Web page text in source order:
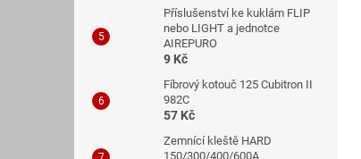
Příslušenství ke kuklám FLIP
nebo LIGHT a jednotce
AIREPURO
9 Kč
Fíbrový kotouč 125 Cubitron II
982C
57 Kč
Zemnící kleště HARD
150/300/400/600A